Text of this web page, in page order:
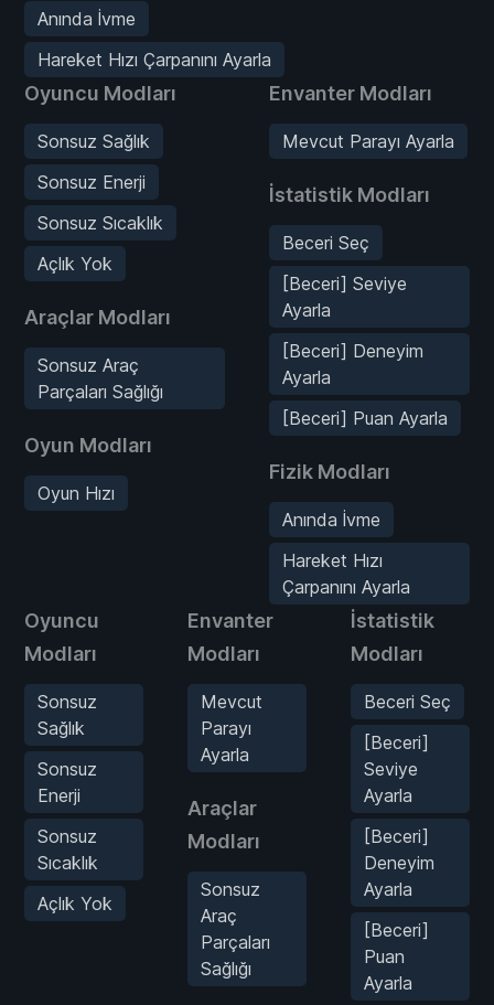
Anında İvme
Hareket Hızı Çarpanını Ayarla
Oyuncu Modları
Sonsuz Sağlık
Sonsuz Enerji
Sonsuz Sıcaklık
Açlık Yok
Araçlar Modları
Sonsuz Araç
Parçaları Sağlığı
Oyun Modları
Oyun Hızı
Envanter Modları
Mevcut Parayı Ayarla
İstatistik Modları
Beceri Seç
[Beceri] Seviye
Ayarla
[Beceri] Deneyim
Ayarla
[Beceri] Puan Ayarla
Fizik Modları
Anında İvme
Hareket Hızı
Çarpanını Ayarla
Oyuncu
Modları
Sonsuz
Sağlık
Sonsuz
Enerji
Sonsuz
Sıcaklık
Açlık Yok
Envanter
Modları
Mevcut
Parayı
Ayarla
Araçlar
Modları
Sonsuz
Araç
Parçaları
Sağlığı
İstatistik
Modları
Beceri Seç
[Beceri]
Seviye
Ayarla
[Beceri]
Deneyim
Ayarla
[Beceri]
Puan
Ayarla